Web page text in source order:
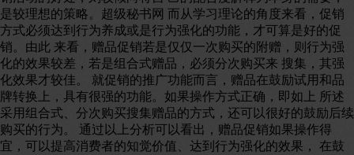
是较理想的策略。超级秘书网 而从学习理论的角度来看，促销
方式必须达到行为养成或是行为强化的功能，才可算是好的促
销。由此 来看，赠品促销若是仅仅一次购买的附赠，则行为强
化的效果较差，若是组合式赠品，必须分次购买来 搜集，其强
化效果才较佳。 就促销的推广功能而言，赠品在鼓励试用和品
牌转换上，具有很强的功能。如果操作方式正确，即如上 所述
采用组合式、分次购买搜集赠品的方式，还可以很好的鼓励后续
购买的行为。 通过以上分析可以看出，赠品促销如果操作得
宜，可以提高消费者的知觉价值、达到行为强化的效果， 在鼓